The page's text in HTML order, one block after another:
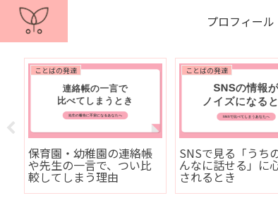
プロフィール
ことばの発達
ょうだいで比べてしま
。上の子と下の子、発
が違うのはなぜ？
ことばの発達
３歳言葉を話さないこと
が不安・・・言葉を話す
ための順番を解説